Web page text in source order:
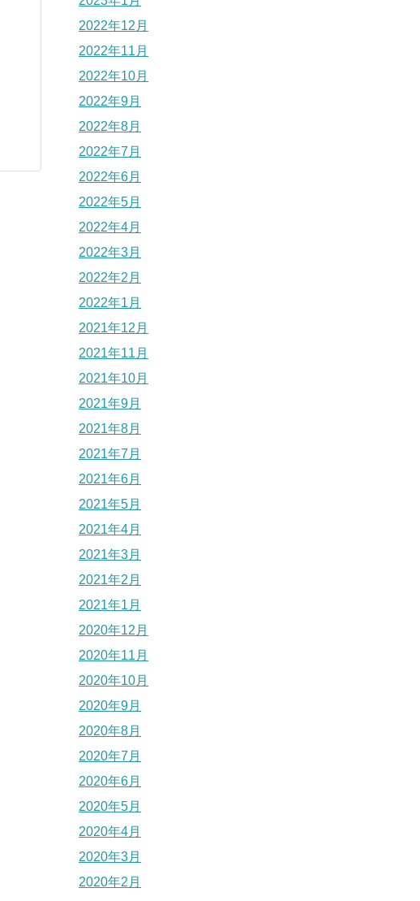
2022年12月
2022年11月
2022年10月
2022年9月
2022年8月
2022年7月
2022年6月
2022年5月
2022年4月
2022年3月
2022年2月
2022年1月
2021年12月
2021年11月
2021年10月
2021年9月
2021年8月
2021年7月
2021年6月
2021年5月
2021年4月
2021年3月
2021年2月
2021年1月
2020年12月
2020年11月
2020年10月
2020年9月
2020年8月
2020年7月
2020年6月
2020年5月
2020年4月
2020年3月
2020年2月